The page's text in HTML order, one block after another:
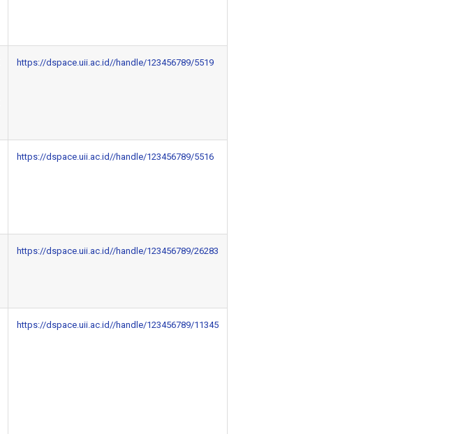
https://dspace.uii.ac.id//handle/123456789/5519
https://dspace.uii.ac.id//handle/123456789/5516
https://dspace.uii.ac.id//handle/123456789/26283
https://dspace.uii.ac.id//handle/123456789/11345